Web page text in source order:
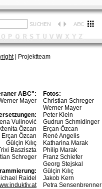
| Projektteam
ABC":
Mayer
Vulinović
Özcan
Erçan Özcan
Gülçin Kılıç
Basziszta
Schreger
Raidel
Fotos:
Christian Schreger
Werner Mayer
Peter Klein
Gudrun Schmidinger
Erçan Özcan
René Angelis
Katharina Marak
Philip Marak
Franz Schiefer
Georg Stejskal
Gülçin Kılıç
Jakob Kern
Petra Sensenbrenner